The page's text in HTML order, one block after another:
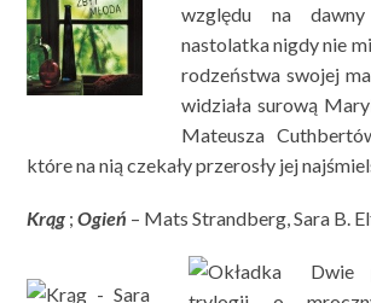
względu na
nastolatka nigdy nie
rodzeństwa swojej
widziała surową
Mateusza
które na nią czekały przerosły jej
Krąg ;Ogień – Mats Strandberg, Sara B.
Dwie